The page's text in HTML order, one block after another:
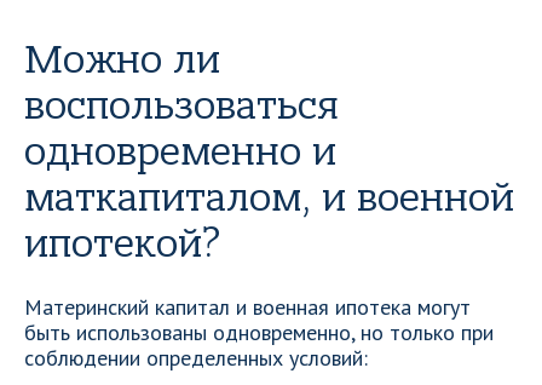
Можно ли
воспользоваться
одновременно и
маткапиталом, и военной
ипотекой?
Материнский капитал и военная ипотека могут
быть использованы одновременно, но только при
соблюдении определенных условий: